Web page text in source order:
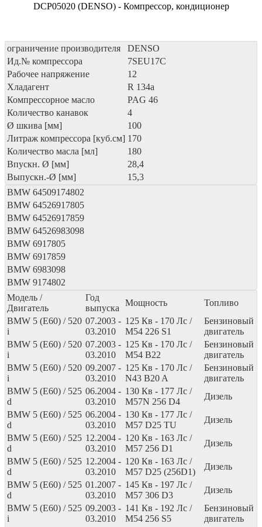
DCP05020 (DENSO) - Компрессор, кондиционер
ограничение производителя
DENSO
Ид.№ компрессора
7SEU17C
Рабочее напряжение
12
Хладагент
R 134a
Компрессорное масло
PAG 46
Количество канавок
4
Ø шкива [мм]
100
Литраж компрессора [куб.см] 170
Количество масла [мл]
180
Впускн. Ø [мм]
28,4
Выпускн.-Ø [мм]
15,3
BMW 64509174802
BMW 64526917805
BMW 64526917859
BMW 64526983098
BMW 6917805
BMW 6917859
BMW 6983098
BMW 9174802
Модель /
Двигатель
Год
выпуска
Мощность
Топливо
BMW 5 (E60) / 520
i
07.2003 -
03.2010
125 Кв - 170 Лс /
M54 226 S1
Бензиновый
двигатель
BMW 5 (E60) / 520
i
07.2003 -
03.2010
125 Кв - 170 Лс /
M54 B22
Бензиновый
двигатель
BMW 5 (E60) / 520
i
09.2007 -
03.2010
125 Кв - 170 Лс /
N43 B20 A
Бензиновый
двигатель
BMW 5 (E60) / 525
d
06.2004 -
03.2010
130 Кв - 177 Лс /
M57N 256 D4
Дизель
BMW 5 (E60) / 525
d
06.2004 -
03.2010
130 Кв - 177 Лс /
M57 D25 TU
Дизель
BMW 5 (E60) / 525
d
12.2004 -
03.2010
120 Кв - 163 Лс /
M57 256 D1
Дизель
BMW 5 (E60) / 525
d
12.2004 -
03.2010
120 Кв - 163 Лс /
M57 D25 (256D1)
Дизель
BMW 5 (E60) / 525
d
01.2007 -
03.2010
145 Кв - 197 Лс /
M57 306 D3
Дизель
BMW 5 (E60) / 525
i
09.2003 -
03.2010
141 Кв - 192 Лс /
M54 256 S5
Бензиновый
двигатель